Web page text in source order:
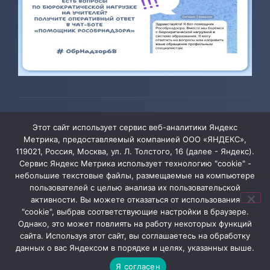
юношества»
Администрация сайта уведомляет, что информация,
содержащая персональные данные, размещена на
сайте ТОГБОУ ДО «Центр развития творчества детей
и юношества» в соответствии с Федеральным
законом от 27.07.2006 № 152-ФЗ «О персональных
данных» и с согласия субъектов персональных
Этот сайт использует сервис веб-аналитики Яндекс
Метрика, предоставляемый компанией ООО «ЯНДЕКС»,
119021, Россия, Москва, ул. Л. Толстого, 16 (далее - Яндекс).
Сервис Яндекс Метрика использует технологию "cookie" -
небольшие текстовые файлы, размещаемые на компьютере
пользователей с целью анализа их пользовательской
активности. Вы можете отказаться от использования
"cookie", выбрав соответствующие настройки в браузере.
Однако, это может повлиять на работу некоторых функций
сайта. Используя этот сайт, вы соглашаетесь на обработку
данных о вас Яндексом в порядке и целях, указанных выше.
Я согласен